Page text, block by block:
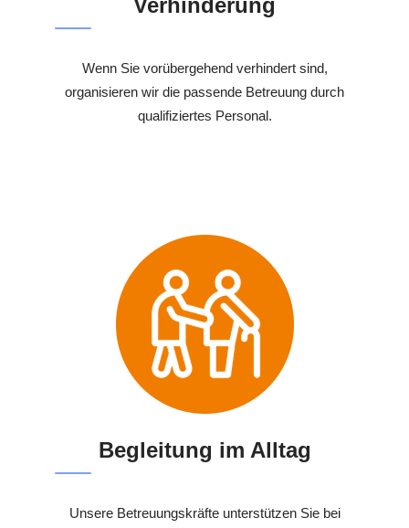
Verhinderung
Wenn Sie vorübergehend verhindert sind,
organisieren wir die passende Betreuung durch
qualifiziertes Personal.
Begleitung im Alltag
Unsere Betreuungskräfte unterstützen Sie bei